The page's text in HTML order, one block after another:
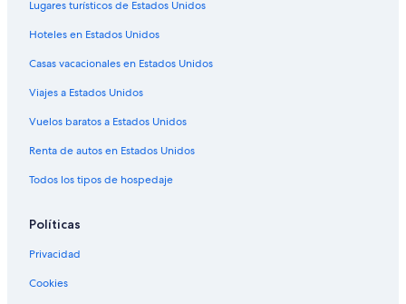
Hoteles para ir de compras en Sonsonate
Hoteles todo incluido en Sonsonate
Hoteles con wifi en Sonsonate
Hoteles de lujo en Sonsonate
Hoteles en la playa en Sonsonate
Hoteles familiares en Sonsonate
Hoteles románticos en Sonsonate
Hoteles cerca del acuario en Sonsonate
Hoteles cerca del lago en Sonsonate
Hoteles con aire acondicionado en Sonsonate
Lugares turísticos de Estados Unidos
Hoteles en Estados Unidos
Casas vacacionales en Estados Unidos
Viajes a Estados Unidos
Vuelos baratos a Estados Unidos
Renta de autos en Estados Unidos
Todos los tipos de hospedaje
Políticas
Privacidad
Cookies